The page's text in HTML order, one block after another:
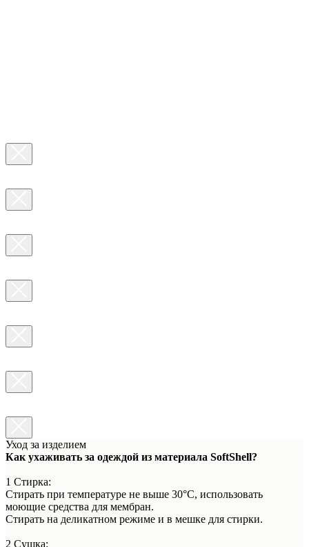
Уход за изделием
Как ухаживать за одеждой из материала SoftShell?
1 Стирка:
Стирать при температуре не выше 30°C, использовать
моющие средства для мембран.
Стирать на деликатном режиме и в мешке для стирки.
2 Сушка: